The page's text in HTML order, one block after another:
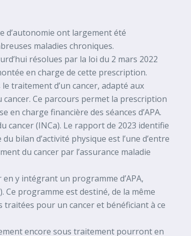
d’autonomie ont largement été
maladies chroniques.
résolues par la loi du 2 mars 2022
en charge de cette prescription.
traitement d’un cancer, adapté aux
Ce parcours permet la prescription
en charge financière des séances d’APA.
cancer (INCa). Le rapport de 2023 identifie
bilan d’activité physique est l’une d’entre
du cancer par l’assurance maladie
y intégrant un programme d’APA,
Ce programme est destiné, de la même
pour un cancer et bénéficiant à ce
encore sous traitement pourront en